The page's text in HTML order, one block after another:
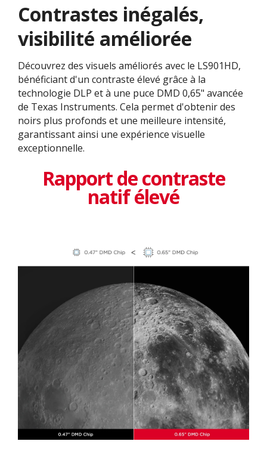
Contrastes inégalés,
visibilité améliorée
Découvrez des visuels améliorés avec le LS901HD,
bénéficiant d'un contraste élevé grâce à la
technologie DLP et à une puce DMD 0,65" avancée
de Texas Instruments. Cela permet d'obtenir des
noirs plus profonds et une meilleure intensité,
garantissant ainsi une expérience visuelle
exceptionnelle.
Rapport de contraste
natif élevé